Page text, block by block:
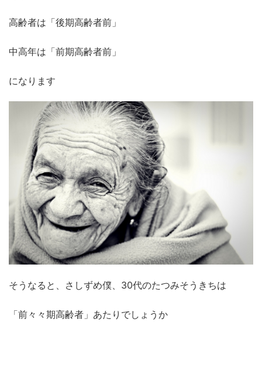
高齢者は「後期高齢者前」
中高年は「前期高齢者前」
になります
そうなると、さしずめ僕、30代のたつみそうきちは
「前々々期高齢者」あたりでしょうか